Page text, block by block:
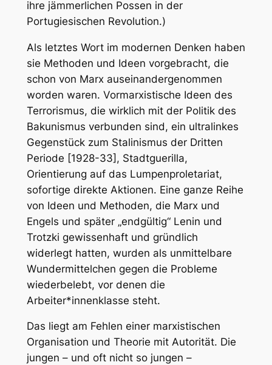
ihre jämmerlichen Possen in der
Portugiesischen Revolution.)
Als letztes Wort im modernen Denken haben
sie Methoden und Ideen vorgebracht, die
schon von Marx auseinandergenommen
worden waren. Vormarxistische Ideen des
Terrorismus, die wirklich mit der Politik des
Bakunismus verbunden sind, ein ultralinkes
Gegenstück zum Stalinismus der Dritten
Periode [1928-33], Stadtguerilla,
Orientierung auf das Lumpenproletariat,
sofortige direkte Aktionen. Eine ganze Reihe
von Ideen und Methoden, die Marx und
Engels und später „endgültig“ Lenin und
Trotzki gewissenhaft und gründlich
widerlegt hatten, wurden als unmittelbare
Wundermittelchen gegen die Probleme
wiederbelebt, vor denen die
Arbeiter*innenklasse steht.
Das liegt am Fehlen einer marxistischen
Organisation und Theorie mit Autorität. Die
jungen – und oft nicht so jungen –